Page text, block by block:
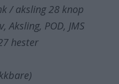
/ aksling 28 knop
POD, JMS
hester